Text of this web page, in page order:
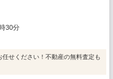
30分
せください！不動産の無料査定も